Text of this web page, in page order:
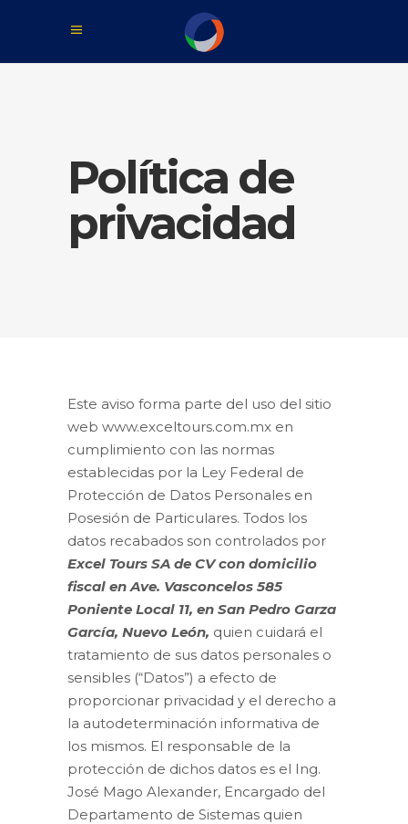
Política de
privacidad
Este aviso forma parte del uso del sitio
web www.exceltours.com.mx en
cumplimiento con las normas
establecidas por la Ley Federal de
Protección de Datos Personales en
Posesión de Particulares. Todos los
datos recabados son controlados por
Excel Tours SA de CV con domicilio
fiscal en Ave. Vasconcelos 585
Poniente Local 11, en San Pedro Garza
García, Nuevo León, quien cuidará el
tratamiento de sus datos personales o
sensibles (“Datos”) a efecto de
proporcionar privacidad y el derecho a
la autodeterminación informativa de
los mismos. El responsable de la
protección de dichos datos es el Ing.
José Mago Alexander, Encargado del
Departamento de Sistemas quien